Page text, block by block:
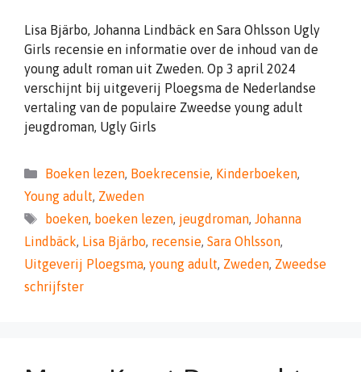
Lisa Bjärbo, Johanna Lindbäck en Sara Ohlsson Ugly
Girls recensie en informatie over de inhoud van de
young adult roman uit Zweden. Op 3 april 2024
verschijnt bij uitgeverij Ploegsma de Nederlandse
vertaling van de populaire Zweedse young adult
jeugdroman, Ugly Girls
Categorieën
Boeken lezen, Boekrecensie, Kinderboeken,
Young adult, Zweden
Tags
boeken, boeken lezen, jeugdroman, Johanna
Lindbäck, Lisa Bjärbo, recensie, Sara Ohlsson,
Uitgeverij Ploegsma, young adult, Zweden, Zweedse
schrijfster